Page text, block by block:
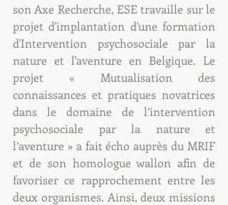
son Axe Recherche, ESE travaille sur le
projet d'implantation d'une formation
d'Intervention psychosociale par la
nature et l'aventure en Belgique. Le
projet « Mutualisation des
connaissances et pratiques novatrices
dans le domaine de l’intervention
psychosociale par la nature et
l’aventure » a fait écho auprès du MRIF
et de son homologue wallon afin de
favoriser ce rapprochement entre les
deux organismes. Ainsi, deux missions